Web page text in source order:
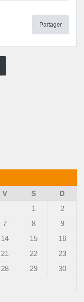
Partager
V S
D
1
2
7 8
9
14 15
16
21 22
23
28 29
30